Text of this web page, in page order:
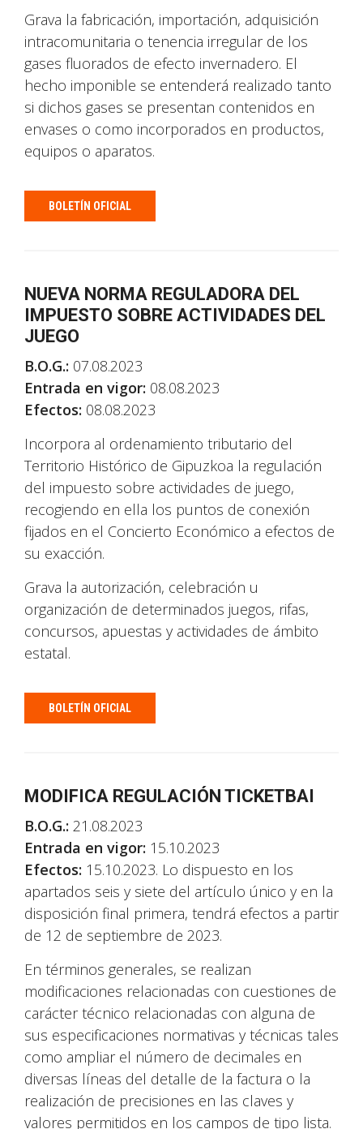
Grava la fabricación, importación, adquisición
intracomunitaria o tenencia irregular de los
gases fluorados de efecto invernadero. El
hecho imponible se entenderá realizado tanto
si dichos gases se presentan contenidos en
envases o como incorporados en productos,
equipos o aparatos.
BOLETÍN OFICIAL
NUEVA NORMA REGULADORA DEL
IMPUESTO SOBRE ACTIVIDADES DEL
JUEGO
B.O.G.: 07.08.2023
Entrada en vigor: 08.08.2023
Efectos: 08.08.2023
Incorpora al ordenamiento tributario del
Territorio Histórico de Gipuzkoa la regulación
del impuesto sobre actividades de juego,
recogiendo en ella los puntos de conexión
fijados en el Concierto Económico a efectos de
su exacción.
Grava la autorización, celebración u
organización de determinados juegos, rifas,
concursos, apuestas y actividades de ámbito
estatal.
BOLETÍN OFICIAL
MODIFICA REGULACIÓN TICKETBAI
B.O.G.: 21.08.2023
Entrada en vigor: 15.10.2023
Efectos: 15.10.2023. Lo dispuesto en los
apartados seis y siete del artículo único y en la
disposición final primera, tendrá efectos a partir
de 12 de septiembre de 2023.
En términos generales, se realizan
modificaciones relacionadas con cuestiones de
carácter técnico relacionadas con alguna de
sus especificaciones normativas y técnicas tales
como ampliar el número de decimales en
diversas líneas del detalle de la factura o la
realización de precisiones en las claves y
valores permitidos en los campos de tipo lista.